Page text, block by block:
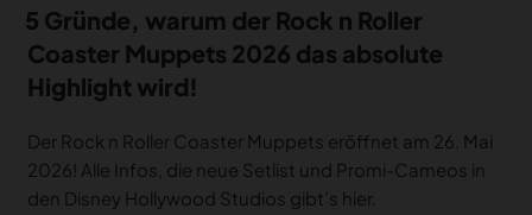
am
5 Gründe, warum der Rock n Roller
Coaster Muppets 2026 das absolute
Highlight wird!
Der Rock n Roller Coaster Muppets eröffnet am 26. Mai
2026! Alle Infos, die neue Setlist und Promi-Cameos in
den Disney Hollywood Studios gibt’s hier.